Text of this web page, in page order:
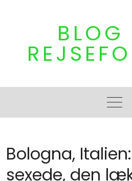
BLOG
Bologna,
sexede, den